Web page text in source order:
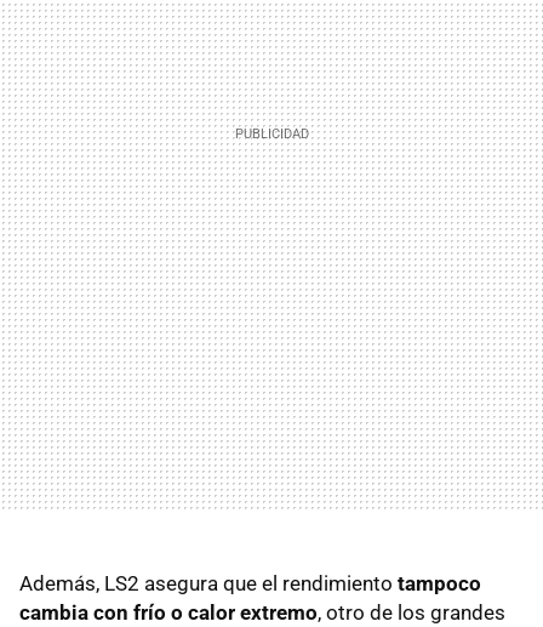
Además, LS2 asegura que el rendimiento tampoco
cambia con frío o calor extremo, otro de los grandes